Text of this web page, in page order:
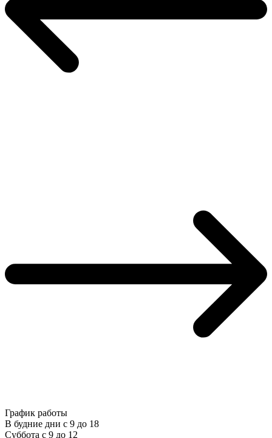
График работы
В будние дни с 9 до 18
Суббота с 9 до 12